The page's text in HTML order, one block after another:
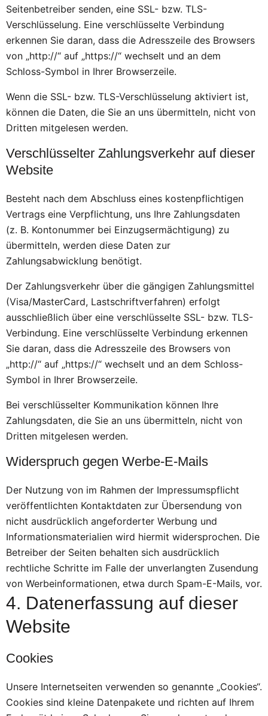
Seitenbetreiber senden, eine SSL- bzw. TLS-
Verschlüsselung. Eine verschlüsselte Verbindung
erkennen Sie daran, dass die Adresszeile des Browsers
von „http://“ auf „https://“ wechselt und an dem
Schloss-Symbol in Ihrer Browserzeile.
Wenn die SSL- bzw. TLS-Verschlüsselung aktiviert ist,
können die Daten, die Sie an uns übermitteln, nicht von
Dritten mitgelesen werden.
Verschlüsselter Zahlungsverkehr auf dieser
Website
Besteht nach dem Abschluss eines kostenpflichtigen
Vertrags eine Verpflichtung, uns Ihre Zahlungsdaten
(z. B. Kontonummer bei Einzugsermächtigung) zu
übermitteln, werden diese Daten zur
Zahlungsabwicklung benötigt.
Der Zahlungsverkehr über die gängigen Zahlungsmittel
(Visa/MasterCard, Lastschriftverfahren) erfolgt
ausschließlich über eine verschlüsselte SSL- bzw. TLS-
Verbindung. Eine verschlüsselte Verbindung erkennen
Sie daran, dass die Adresszeile des Browsers von
„http://“ auf „https://“ wechselt und an dem Schloss-
Symbol in Ihrer Browserzeile.
Bei verschlüsselter Kommunikation können Ihre
Zahlungsdaten, die Sie an uns übermitteln, nicht von
Dritten mitgelesen werden.
Widerspruch gegen Werbe-E-Mails
Der Nutzung von im Rahmen der Impressumspflicht
veröffentlichten Kontaktdaten zur Übersendung von
nicht ausdrücklich angeforderter Werbung und
Informationsmaterialien wird hiermit widersprochen. Die
Betreiber der Seiten behalten sich ausdrücklich
rechtliche Schritte im Falle der unverlangten Zusendung
von Werbeinformationen, etwa durch Spam-E-Mails, vor.
4. Datenerfassung auf dieser
Website
Cookies
Unsere Internetseiten verwenden so genannte „Cookies“.
Cookies sind kleine Datenpakete und richten auf Ihrem